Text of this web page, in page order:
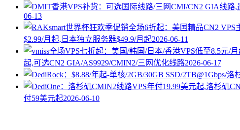
06-13
$2.99/月起,日本独立服务器$49.9/月起2026-06-11
起,可选CN2 GIA/AS9929/CMIN2/三网优化线路2026-06-17
付59美元起2026-06-10